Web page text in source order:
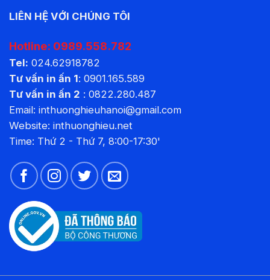
LIÊN HỆ VỚI CHÚNG TÔI
Hotline: 0989.558.782
Tel: 024.62918782
Tư vấn in ấn 1: 0901.165.589
Tư vấn in ấn 2 : 0822.280.487
Email: inthuonghieuhanoi@gmail.com
Website: inthuonghieu.net
Time: Thứ 2 - Thứ 7, 8:00-17:30'